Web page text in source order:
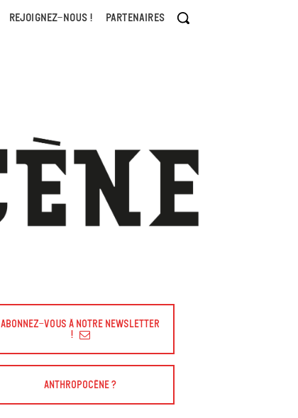
REJOIGNEZ-NOUS ! PARTENAIRES
Abonnez-vous à Notre Newsletter
!
Anthropocène ?